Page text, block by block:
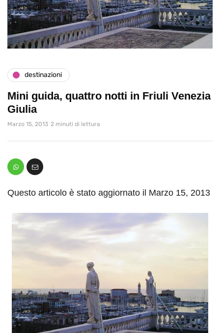
destinazioni
Mini guida, quattro notti in Friuli Venezia
Giulia
Marzo 15, 2013 2 minuti di lettura
Questo articolo è stato aggiornato il Marzo 15, 2013